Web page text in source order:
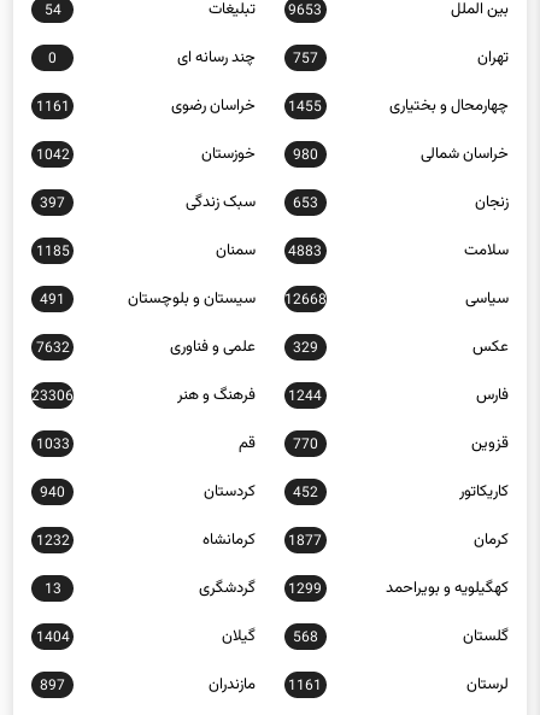
بین الملل 9653 تبلیغات 54
تهران 757 چند رسانه ای 0
چهارمحال و بختیاری 1455 خراسان رضوی 1161
خراسان شمالی 980 خوزستان 1042
زنجان 653 سبک زندگی 397
سلامت 4883 سمنان 1185
سیاسی 12668 سیستان و بلوچستان 491
عکس 329 علمی و فناوری 7632
فارس 1244 فرهنگ و هنر 23306
قزوین 770 قم 1033
کاریکاتور 452 کردستان 940
کرمان 1877 کرمانشاه 1232
کهگیلویه و بویراحمد 1299 گردشگری 13
گلستان 568 گیلان 1404
لرستان 1161 مازندران 897